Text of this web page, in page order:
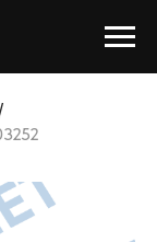
/